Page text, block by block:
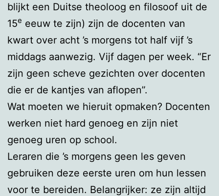
blijkt een Duitse theoloog en filosoof uit de
15e eeuw te zijn) zijn de docenten van
kwart over acht ’s morgens tot half vijf ’s
middags aanwezig. Vijf dagen per week. “Er
zijn geen scheve gezichten over docenten
die er de kantjes van aflopen”.
Wat moeten we hieruit opmaken? Docenten
werken niet hard genoeg en zijn niet
genoeg uren op school.
Leraren die ’s morgens geen les geven
gebruiken deze eerste uren om hun lessen
voor te bereiden. Belangrijker: ze zijn altijd